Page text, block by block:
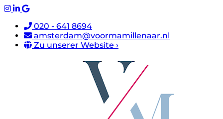
020 - 641 8694
amsterdam@voormamillenaar.nl
Zu unserer Website ›